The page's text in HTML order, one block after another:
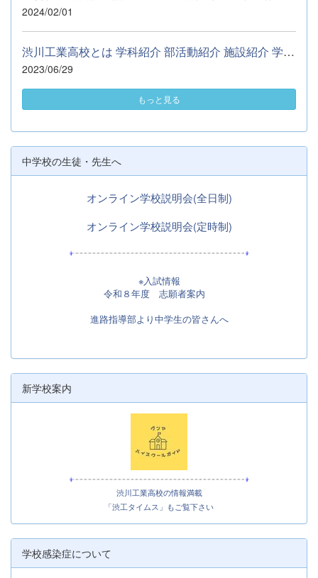
2024/02/01
渋川工業高校とは 学科紹介 部活動紹介 施設紹介 学校行事 Q&amp;...
2023/06/29
もっと見る
中学校の生徒・先生へ
オンライン学校説明会(全日制)
オンライン学校説明会(定時制)
※入試情報
令和８年度 志願者案内
進路指導部より中学生の皆さんへ
新学校案内
渋川工業高校の情報満載
「渋工タイムス」もご覧下さい
学校感染症について